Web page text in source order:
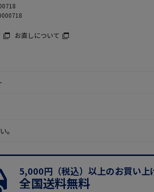
お直しについて
5,000円（税込）以上のお買い上
全国送料無料